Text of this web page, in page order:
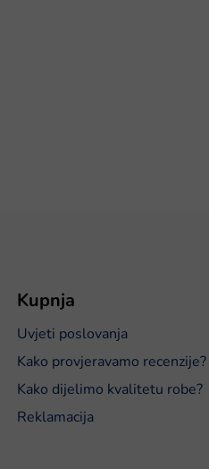
Kupnja
Uvjeti poslovanja
Kako provjeravamo recenzije?
Kako dijelimo kvalitetu robe?
Reklamacija